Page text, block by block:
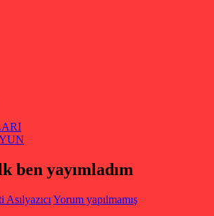
ben yayımladım
Asılyazıcı Yorum yapılmamış